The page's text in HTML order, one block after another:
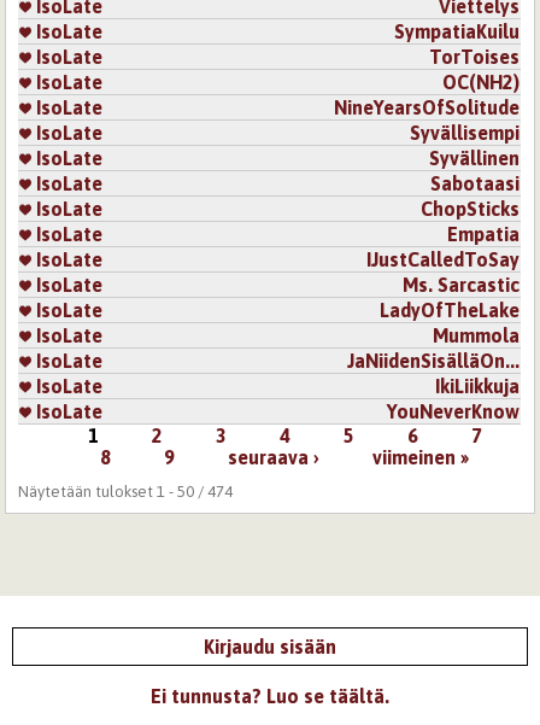
IsoLate
Viettelys
IsoLate
SympatiaKuilu
IsoLate
TorToises
IsoLate
OC(NH2)
IsoLate
NineYearsOfSolitude
IsoLate
Syvällisempi
IsoLate
Syvällinen
IsoLate
Sabotaasi
IsoLate
ChopSticks
IsoLate
Empatia
IsoLate
IJustCalledToSay
IsoLate
Ms. Sarcastic
IsoLate
LadyOfTheLake
IsoLate
Mummola
IsoLate
JaNiidenSisälläOn...
IsoLate
IkiLiikkuja
IsoLate
YouNeverKnow
1 2 3 4 5 6
7
8
9 seuraava › viimeinen »
Näytetään tulokset 1 - 50 / 474
Kirjaudu sisään
Ei tunnusta? Luo se täältä.